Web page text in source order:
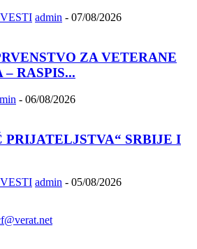
admin - 07/08/2026
ZA VETERANE
– RASPIS...
- 06/08/2026
PRIJATELJSTVA“ SRBIJE I
admin - 05/08/2026